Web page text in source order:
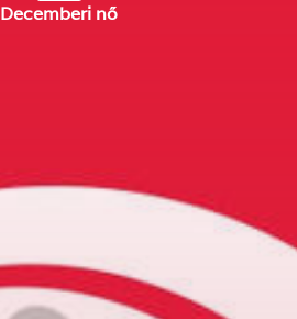
Decemberi nő